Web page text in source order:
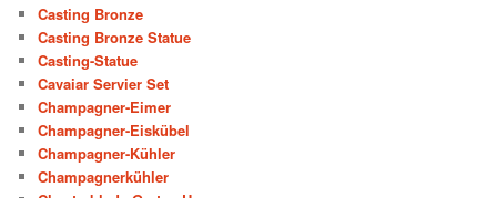
Casting Bronze
Casting Bronze Statue
Casting-Statue
Cavaiar Servier Set
Champagner-Eimer
Champagner-Eiskübel
Champagner-Kühler
Champagnerkühler